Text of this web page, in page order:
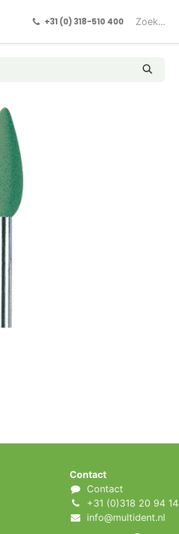
Formulieren
+31 (0) 318-510 400​​
Contact
Contact
+31 (0)318 20 94 14
info@multident.nl